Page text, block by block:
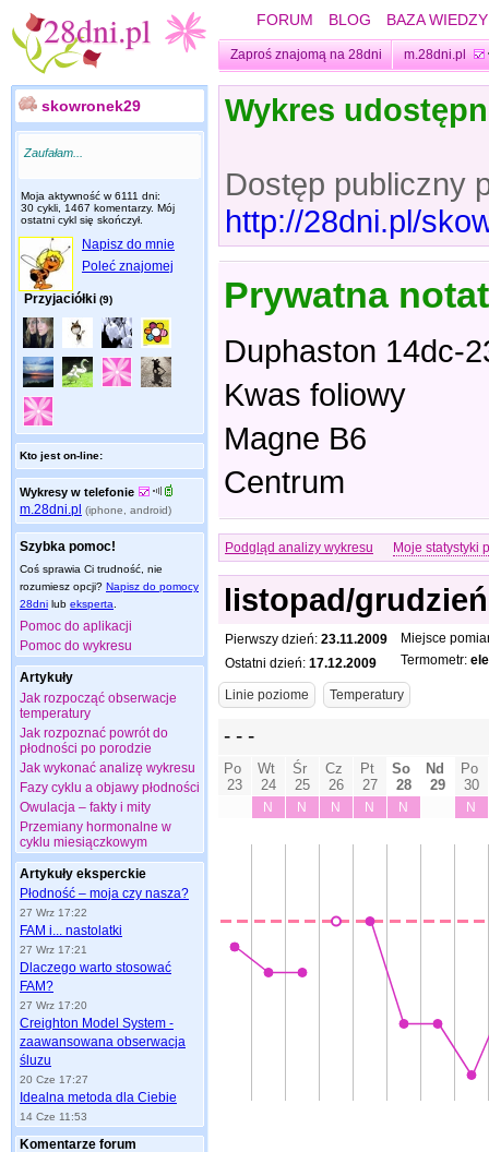
FORUM BLOG BAZA WIEDZY
Zaproś znajomą na 28dni m.28dni.pl
skowronek29
Zaufałam...
Moja aktywność w 6111 dni:
30 cykli, 1467 komentarzy. Mój
ostatni cykl się skończył.
Napisz do mnie
Poleć znajomej
Przyjaciółki (9)
Kto jest on-line:
Wykresy w telefonie
m.28dni.pl (iphone, android)
Szybka pomoc!
Coś sprawia Ci trudność, nie
rozumiesz opcji? Napisz do pomocy
28dni lub eksperta
Pomoc do aplikacji
Pomoc do wykresu
Artykuły
Jak rozpocząć obserwacje
temperatury
Jak rozpoznać powrót do
płodności po porodzie
Jak wykonać analizę wykresu
Fazy cyklu a objawy płodności
Owulacja – fakty i mity
Przemiany hormonalne w
cyklu miesiączkowym
Artykuły eksperckie
Płodność – moja czy nasza?
27 Wrz 17:22
FAM i... nastolatki
27 Wrz 17:21
Dlaczego warto stosować
FAM?
27 Wrz 17:20
Creighton Model System -
zaawansowana obserwacja
śluzu
20 Cze 17:27
Idealna metoda dla Ciebie
14 Cze 11:53
Komentarze forum
Wykres
Dostęp publiczny
http://28dni.pl/
Prywatna
Duphaston 14dc-
Kwas foliowy
Magne B6
Centrum
Podgląd analizy wykresu Moje statystyki
listopad/
Pierwszy dzień: 23.11.2009
Ostatni dzień: 17.12.2009
Miejsce
Termometr: